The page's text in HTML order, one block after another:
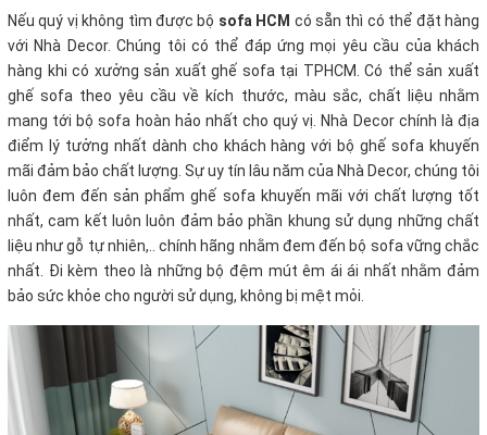
Nếu quý vị không tìm được bộ sofa HCM có sẵn thì có thể đặt hàng
với Nhà Decor. Chúng tôi có thể đáp ứng mọi yêu cầu của khách
hàng khi có xưởng sản xuất ghế sofa tại TPHCM. Có thể sản xuất
ghế sofa theo yêu cầu về kích thước, màu sắc, chất liệu nhằm
mang tới bộ sofa hoàn hảo nhất cho quý vị. Nhà Decor chính là địa
điểm lý tưởng nhất dành cho khách hàng với bộ ghế sofa khuyến
mãi đảm bảo chất lượng. Sự uy tín lâu năm của Nhà Decor, chúng tôi
luôn đem đến sản phẩm ghế sofa khuyến mãi với chất lượng tốt
nhất, cam kết luôn luôn đảm bảo phần khung sử dụng những chất
liệu như gỗ tự nhiên,.. chính hãng nhằm đem đến bộ sofa vững chắc
nhất. Đi kèm theo là những bộ đệm mút êm ái ái nhất nhằm đảm
bảo sức khỏe cho người sử dụng, không bị mệt mỏi.